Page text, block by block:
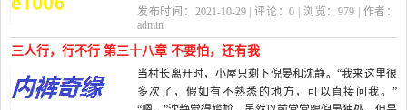
美国。”严...
发布时间：2021-10-29 | 评论：0 | 浏览：979 | 作者：
admin
三人行，行不行 第三十八章 不要怕，还有我
当村长离开时，小屋只剩下倪晏和沈静。“我来这里很
多次了，假如有不熟悉的地方，可以直接问我。”